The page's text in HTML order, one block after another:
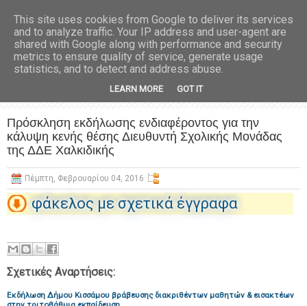
Πρόσκληση εκδήλωσης ενδιαφέροντος για την
κάλυψη κενής θέσης Διευθυντή Σχολικής Μονάδας
της ΔΔΕ Χαλκιδικής
Πέμπτη, Φεβρουαρίου 04, 2016
φάκελος με σχετικά έγγραφα
Σχετικές Αναρτήσεις:
Εκδήλωση Δήμου Κισσάμου βράβευσης διακριθέντων μαθητών & εισακτέων
This site uses cookies from Google to deliver its services
and to analyze traffic. Your IP address and user-agent are
shared with Google along with performance and security
metrics to ensure quality of service, generate usage
statistics, and to detect and address abuse.
LEARN MORE GOT IT